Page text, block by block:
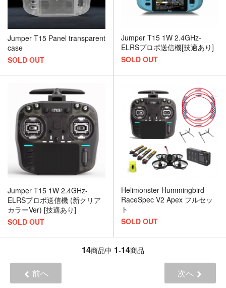
Jumper T15 Panel transparent
case
SOLD OUT
Jumper T15 1W 2.4GHz-
ELRSプロポ送信機[技適あり]
SOLD OUT
Jumper T15 1W 2.4GHz-
ELRSプロポ送信機 (新クリア
カラーVer) [技適あり]
SOLD OUT
Helimonster Hummingbird
RaceSpec V2 Apex フルセッ
ト
SOLD OUT
14商品中 1-14商品
前へ 次へ